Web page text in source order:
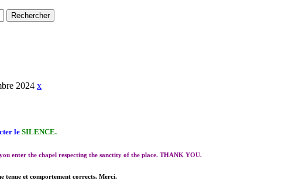
2024 x
le SILENCE.
enter the chapel respecting the sanctity of the place. THANK YOU.
tenue et comportement corrects. Merci.